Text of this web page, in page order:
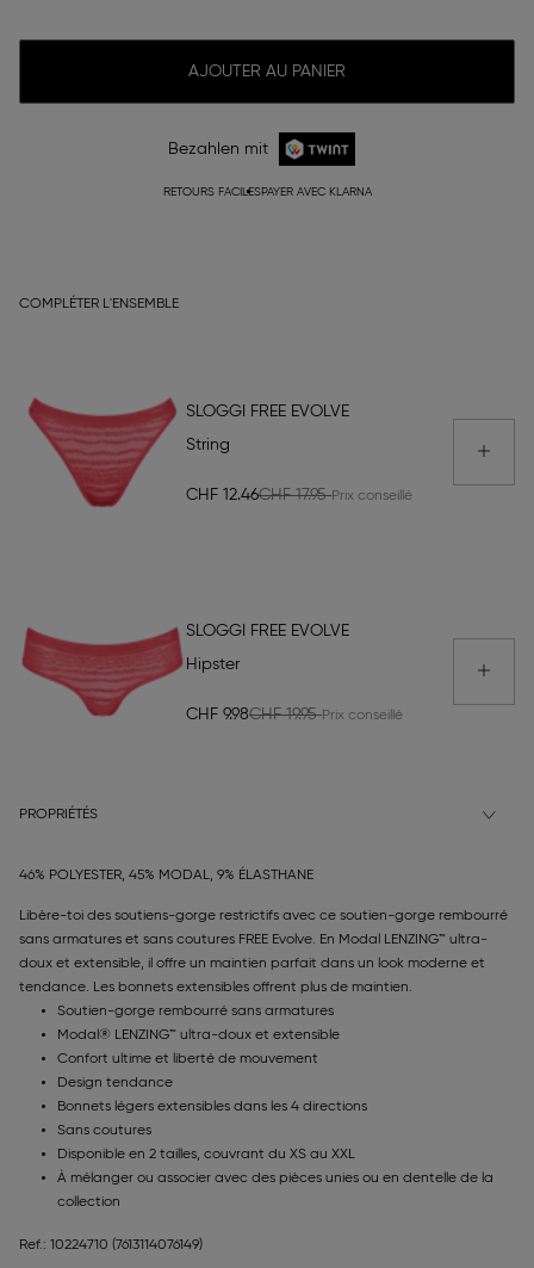
AJOUTER AU PANIER
Bezahlen mit
RETOURS FACILESPAYER AVEC KLARNA
COMPLÉTER L'ENSEMBLE
SLOGGI FREE EVOLVE
String
CHF 12.46CHF 17.95
SLOGGI FREE EVOLVE
Hipster
CHF 9.98CHF 19.95
PROPRIÉTÉS
46% POLYESTER, 45% MODAL, 9% ÉLASTHANE
Libère-toi des soutiens-gorge restrictifs avec ce soutien-gorge rembourré
sans armatures et sans coutures FREE Evolve. En Modal LENZING™ ultra-
doux et extensible, il offre un maintien parfait dans un look moderne et
tendance. Les bonnets extensibles offrent plus de maintien.
Soutien-gorge rembourré sans armatures
Modal® LENZING™ ultra-doux et extensible
Confort ultime et liberté de mouvement
Design tendance
Bonnets légers extensibles dans les 4 directions
Sans coutures
Disponible en 2 tailles, couvrant du XS au XXL
À mélanger ou associer avec des pièces unies ou en dentelle de la
collection
Ref.: 10224710 (7613114076149)